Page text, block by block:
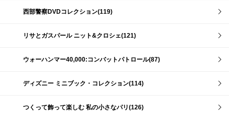
西部警察DVDコレクション(119)
リサとガスパール ニット&クロシェ(121)
ウォーハンマー40,000:コンバットパトロール(87)
ディズニー ミニブック・コレクション(114)
つくって飾って楽しむ 私の小さなパリ(126)